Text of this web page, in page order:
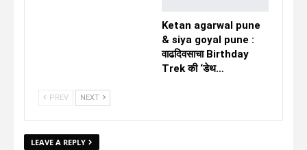
Ketan agarwal pune
& siya goyal pune :
वाढदिवसाचा Birthday
Trek की ‘डेथ…
PREV NEXT
LEAVE A REPLY